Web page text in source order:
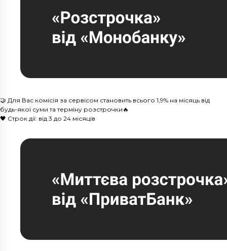
🤝 Для Вас комісія за сервісом становить всього 1,9% на місяць від
будь-якої суми та терміну розстрочки🔥
🖤 Строк дії: від 3 до 24 місяців